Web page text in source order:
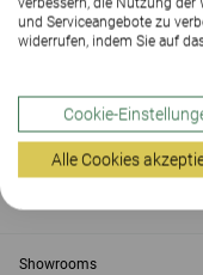
Die
Showrooms
und Serviceangebote zu
widerrufen, indem Sie auf
Cookie-
Alle Cookies